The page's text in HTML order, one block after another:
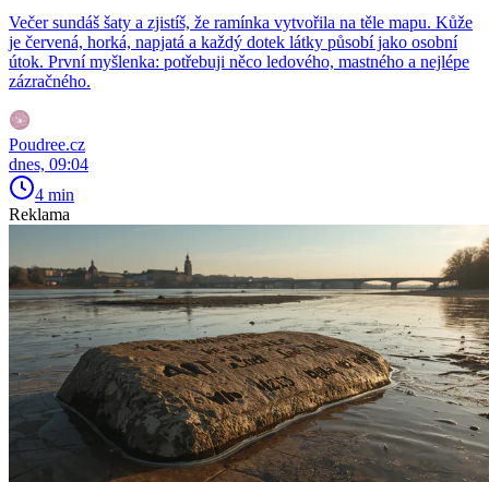
Večer sundáš šaty a zjistíš, že ramínka vytvořila na těle mapu. Kůže
je červená, horká, napjatá a každý dotek látky působí jako osobní
útok. První myšlenka: potřebuji něco ledového, mastného a nejlépe
zázračného.
Poudree.cz
dnes, 09:04
4 min
Reklama